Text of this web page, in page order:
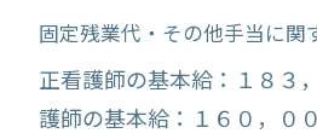
固定残業代・その他手当に関
正看護師の基本給：１８
護師の基本給：１６０，